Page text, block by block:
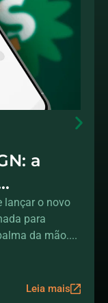
a
lançar o novo
para
da mão....
Leia mais